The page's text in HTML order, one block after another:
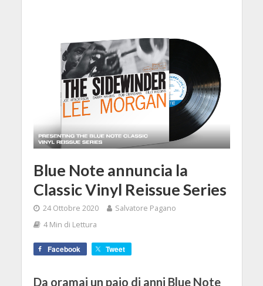
Blue Note annuncia la
Classic Vinyl Reissue Series
24 Ottobre 2020
Salvatore Pagano
4 Min di Lettura
Facebook Tweet
Da oramai un paio di anni Blue Note